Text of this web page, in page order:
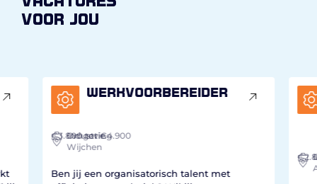
voor jou
Werkvoorbereider
Industrie
Omgeving
Wijchen
€3.800 tot €4.900
Ben jij een organisatorisch talent met